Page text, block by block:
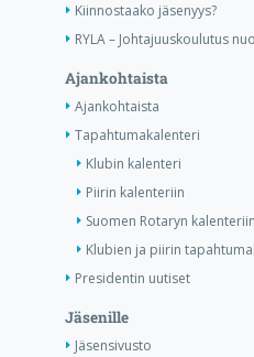
Kiinnostaako jäsenyys?
RYLA – Johtajuuskoulutus
Ajankohtaista
Ajankohtaista
Tapahtumakalenteri
Klubin kalenteri
Piirin kalenteriin
Suomen Rotaryn kalenteriin
Klubien ja piirin
Presidentin uutiset
Jäsenille
Jäsensivusto